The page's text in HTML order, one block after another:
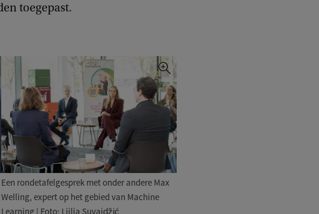
toegepast.
Een rondetafelgesprek met onder andere Max
Welling, expert op het gebied van Machine
Learning | Foto: Ljilja Suvajdžić